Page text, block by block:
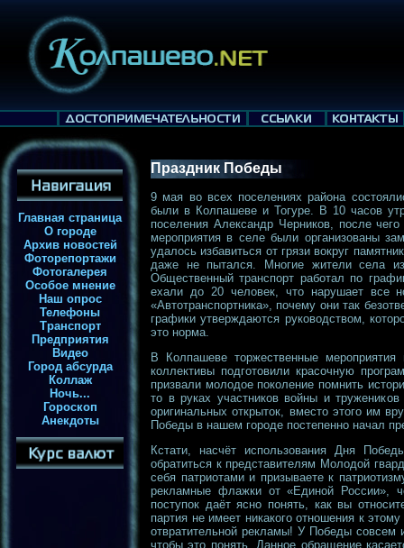
Главная страница
О городе
Архив новостей
Фоторепортажи
Фотогалерея
Особое мнение
Наш опрос
Телефоны
Транспорт
Предприятия
Видео
Город абсурда
Коллаж
Ночь...
Гороскоп
Анекдоты
Праздник Победы
9 мая во всех поселениях района
были в Колпашеве и Тогуре. В 10 часов
поселения Александр Черников, после
мероприятия в селе были организованы
удалось избавиться от грязи вокруг
даже не пытался. Многие жители села
Общественный транспорт работал по
ехали до 20 человек, что нарушает все
«Автотранспортника», почему они так
графики утверждаются руководством,
это норма.
В Колпашеве торжественные
коллективы подготовили красочную
призвали молодое поколение помнить
то в руках участников войны и
оригинальных открыток, вместо этого им
Победы в нашем городе постепенно начал
Кстати, насчёт использования Дня
обратиться к представителям Молодой
себя патриотами и призываете к
рекламные флажки от «Единой России»,
поступок даёт ясно понять, как вы
партия не имеет никакого отношения к
отвратительной рекламы! У Победы
чтобы это понять. Данное обращение